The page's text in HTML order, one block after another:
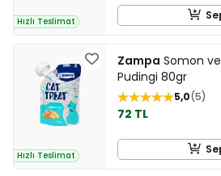
Hızlı Teslimat
Hızlı Teslimat
Zampa Somon ve
Pudingi 80gr
5,0 5
72 TL